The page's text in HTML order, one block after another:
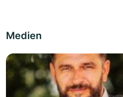
Medien